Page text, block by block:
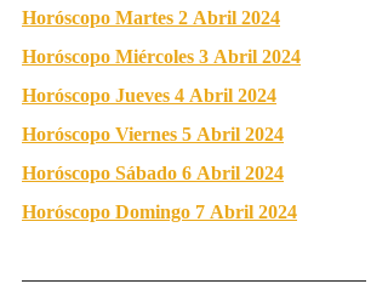
Horóscopo Martes 2 Abril 2024
Horóscopo Miércoles 3 Abril 2024
Horóscopo Jueves 4 Abril 2024
Horóscopo Viernes 5 Abril 2024
Horóscopo Sábado 6 Abril 2024
Horóscopo Domingo 7 Abril 2024